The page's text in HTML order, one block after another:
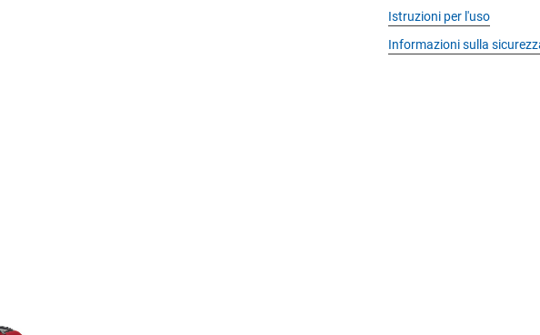
Istruzioni per l'uso
Informazioni sulla